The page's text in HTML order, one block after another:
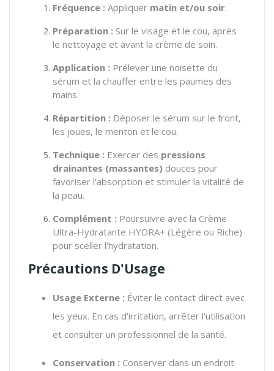
Fréquence : Appliquer matin et/ou soir.
Préparation : Sur le visage et le cou, après
le nettoyage et avant la crème de soin.
Application : Prélever une noisette du
sérum et la chauffer entre les paumes des
mains.
Répartition : Déposer le sérum sur le front,
les joues, le menton et le cou.
Technique : Exercer des pressions
drainantes (massantes) douces pour
favoriser l'absorption et stimuler la vitalité de
la peau.
Complément : Poursuivre avec la Crème
Ultra-Hydratante HYDRA+ (Légère ou Riche)
pour sceller l'hydratation.
Précautions D'Usage
Usage Externe : Éviter le contact direct avec
les yeux. En cas d'irritation, arrêter l'utilisation
et consulter un professionnel de la santé.
Conservation : Conserver dans un endroit